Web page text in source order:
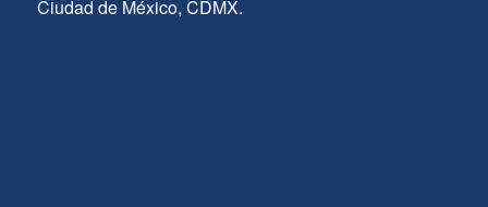
Ciudad de México, CDMX.